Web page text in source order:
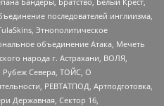
последователей инглиизма,
Этнополитическое
объединение Атака, Мечеть
народа г. Астрахани, ВОЛЯ,
Рубеж Севера, ТОЙС, О
РЕВТАТПОД, Артподготовка,
Державная, Сектор 16,